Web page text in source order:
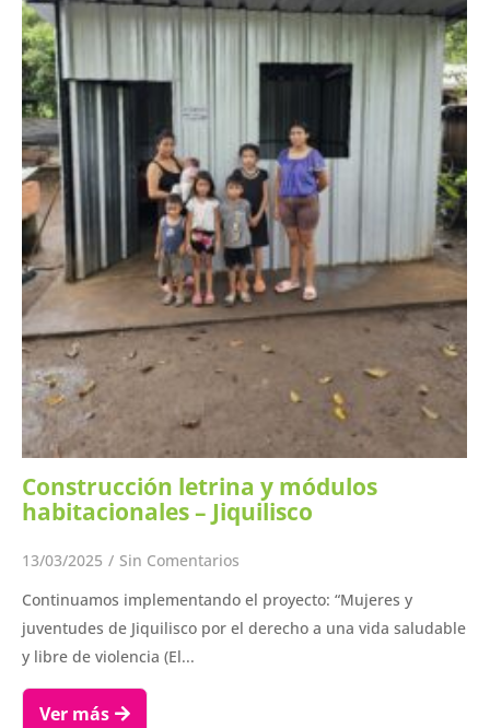
Construcción letrina y módulos
habitacionales – Jiquilisco
13/03/2025 / Sin Comentarios
Continuamos implementando el proyecto: “Mujeres y
juventudes de Jiquilisco por el derecho a una vida saludable
y libre de violencia (El...
Ver más